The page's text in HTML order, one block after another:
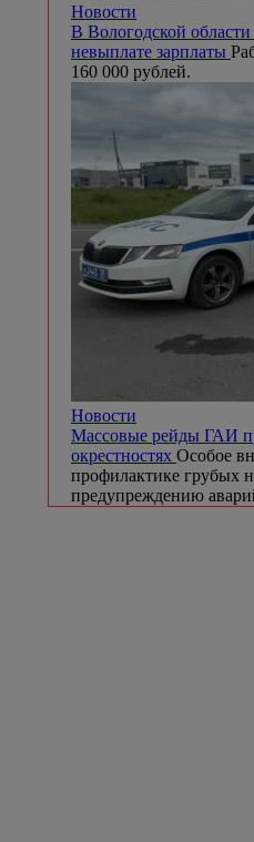
Новости
В Вологодской области
невыплате зарплаты
160 000 рублей.
Новости
Массовые рейды ГАИ
окрестностях Особое
профилактике грубых
предупреждению